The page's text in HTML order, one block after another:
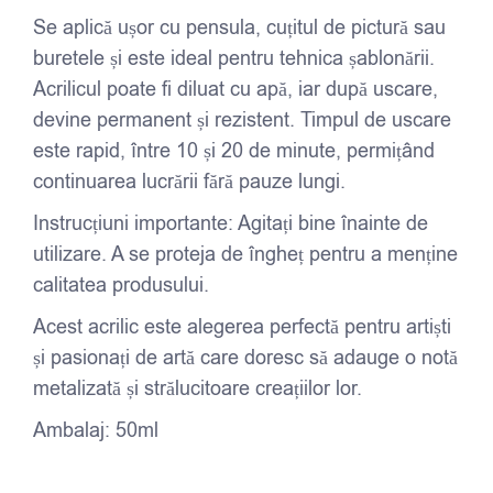
Se aplică ușor cu pensula, cuțitul de pictură sau
buretele și este ideal pentru tehnica șablonării.
Acrilicul poate fi diluat cu apă, iar după uscare,
devine permanent și rezistent. Timpul de uscare
este rapid, între 10 și 20 de minute, permițând
continuarea lucrării fără pauze lungi.
Instrucțiuni importante: Agitați bine înainte de
utilizare. A se proteja de îngheț pentru a menține
calitatea produsului.
Acest acrilic este alegerea perfectă pentru artiști
și pasionați de artă care doresc să adauge o notă
metalizată și strălucitoare creațiilor lor.
Ambalaj: 50ml